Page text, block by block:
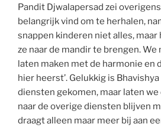
Pandit Djwalapersad zei
belangrijk vind om te herhalen,
snappen kinderen niet alles,
ze naar de mandir te brengen.
laten maken met de harmonie en
hier heerst’. Gelukkig is
diensten gekomen, maar laten we
naar de overige diensten blijven
draagt alleen maar meer bij aan